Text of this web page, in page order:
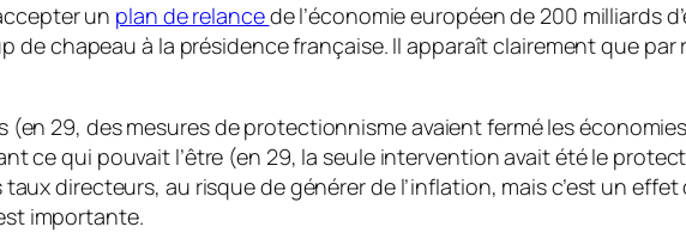
un plan de relancede l’économie européen de 200 milliards
de chapeau à la présidence française. Il apparaît clairement que
(en 29, des mesures de protectionnisme avaient fermé les
ce qui pouvait l’être (en 29, la seule intervention avait été le
directeurs, au risque de générer de l’inflation, mais c’est un
importante.